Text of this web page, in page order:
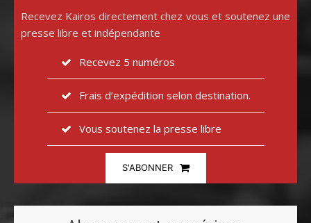
Recevez Kairos directement chez vous et soutenez une
presse libre et indépendante
Recevez 5 numéros
Frais d’expédition selon destination.
Vous soutenez la presse libre
S'ABONNER